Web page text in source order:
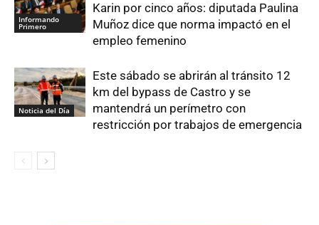
Informando
Primero
Karin por cinco años: diputada Paulina
Muñoz dice que norma impactó en el
empleo femenino
Noticia del Día
Este sábado se abrirán al tránsito 12
km del bypass de Castro y se
mantendrá un perímetro con
restricción por trabajos de emergencia